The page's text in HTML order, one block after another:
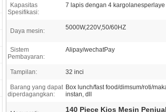
Kapasitas
Spesifikasi:
7 lapis dengan 4 kargolanesperlaye
Daya mesin: 5000W,220V,50/60HZ
Sistem
Pembayaran:
Alipay/wechatPay
Tampilan: 32 inci
Barang yang dapat
diperdagangkan:
Box lunch/fast food/dimsum/roti/
instan, dll
140 Piece Kios Mesin